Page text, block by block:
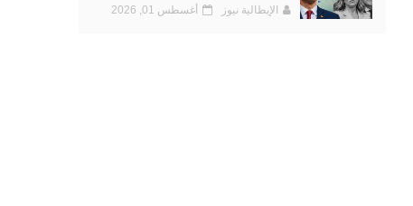
الإيطالية نيوز أغسطس 01, 2026